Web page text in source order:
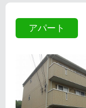
アパート